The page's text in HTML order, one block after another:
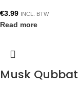
€3.99 INCL. BTW
Read more
Musk